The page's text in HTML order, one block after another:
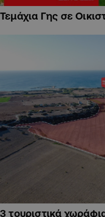
Τεμάχια Γης σε
3 τουριστικά